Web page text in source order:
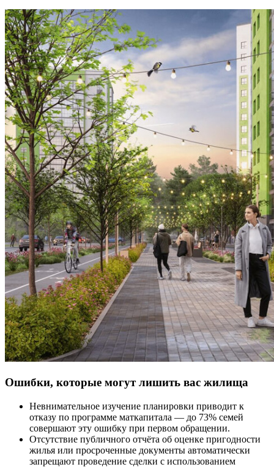
Ошибки, которые могут лишить вас жилища
Невнимательное изучение планировки приводит к
отказу по программе маткапитала — до 73% семей
совершают эту ошибку при первом обращении.
Отсутствие публичного отчёта об оценке пригодности
жилья или просроченные документы автоматически
запрещают проведение сделки с использованием